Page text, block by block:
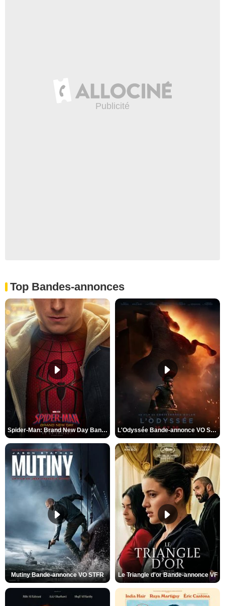
Top Bandes-annonces
Spider-Man: Brand New Day Bande-annonce VO STFR L'Odyssée Bande-annonce VO STFR
Mutiny Bande-annonce VO STFR Le Triangle d'or Bande-annonce VF